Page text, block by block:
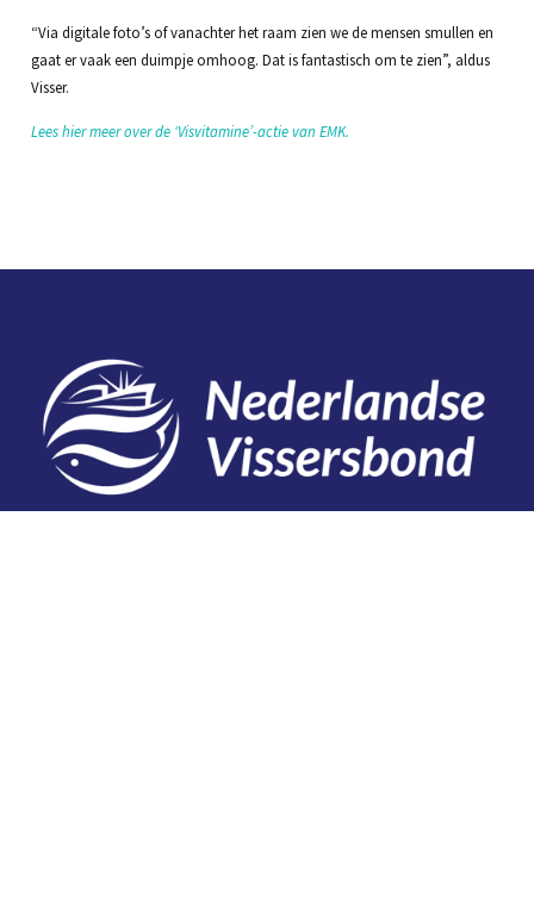
“Via digitale foto’s of vanachter het raam zien we de mensen smullen en
gaat er vaak een duimpje omhoog. Dat is fantastisch om te zien”, aldus
Visser.
Lees hier meer over de ‘Visvitamine’-actie van EMK.